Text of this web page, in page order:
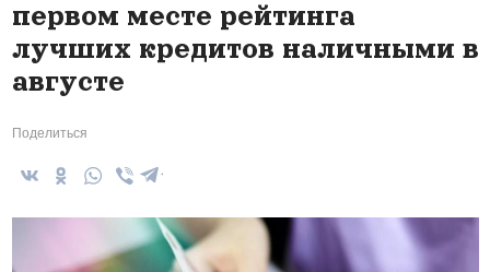
первом месте рейтинга
лучших кредитов наличными в
августе
Поделиться